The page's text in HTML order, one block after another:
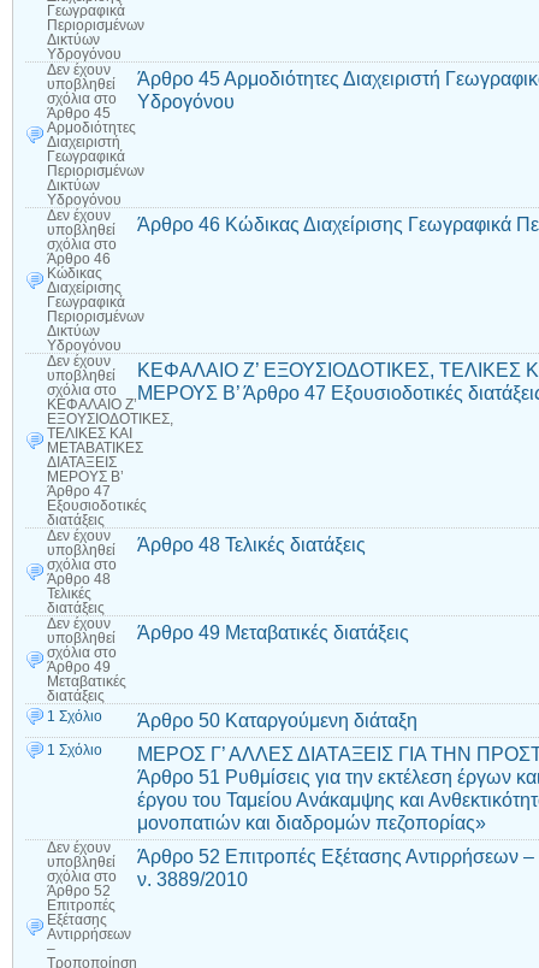
Γεωγραφικά
Περιορισμένων
Δικτύων
Υδρογόνου
Δεν έχουν
υποβληθεί
σχόλια στο
Άρθρο 45
Αρμοδιότητες
Διαχειριστή
Γεωγραφικά
Περιορισμένων
Δικτύων
Υδρογόνου
Άρθρο 45 Αρμοδιότητες Διαχειριστή
Υδρογόνου
Δεν έχουν
υποβληθεί
σχόλια στο
Άρθρο 46
Κώδικας
Διαχείρισης
Γεωγραφικά
Περιορισμένων
Δικτύων
Υδρογόνου
Άρθρο 46 Κώδικας Διαχείρισης Γεωγραφικά
Δεν έχουν
υποβληθεί
σχόλια στο
ΚΕΦΑΛΑΙΟ Ζ’
ΕΞΟΥΣΙΟΔΟΤΙΚΕΣ,
ΤΕΛΙΚΕΣ ΚΑΙ
ΜΕΤΑΒΑΤΙΚΕΣ
ΔΙΑΤΑΞΕΙΣ
ΜΕΡΟΥΣ Β’
Άρθρο 47
Εξουσιοδοτικές
διατάξεις
ΚΕΦΑΛΑΙΟ Ζ’ ΕΞΟΥΣΙΟΔΟΤΙΚΕΣ, ΤΕΛΙΚΕΣ
ΜΕΡΟΥΣ Β’ Άρθρο 47 Εξουσιοδοτικές
Δεν έχουν
υποβληθεί
σχόλια στο
Άρθρο 48
Τελικές
διατάξεις
Άρθρο 48 Τελικές διατάξεις
Δεν έχουν
υποβληθεί
σχόλια στο
Άρθρο 49
Μεταβατικές
διατάξεις
Άρθρο 49 Μεταβατικές διατάξεις
1 Σχόλιο Άρθρο 50 Καταργούμενη διάταξη
1 Σχόλιο
ΜΕΡΟΣ Γ’ ΑΛΛΕΣ ΔΙΑΤΑΞΕΙΣ ΓΙΑ ΤΗΝ
Άρθρο 51 Ρυθμίσεις για την εκτέλεση έργων
έργου του Ταμείου Ανάκαμψης και
μονοπατιών και διαδρομών πεζοπορίας»
Δεν έχουν
υποβληθεί
σχόλια στο
Άρθρο 52
Επιτροπές
Εξέτασης
Αντιρρήσεων
–
Τροποποίηση
Άρθρο 52 Επιτροπές Εξέτασης Αντιρρήσεων
ν. 3889/2010